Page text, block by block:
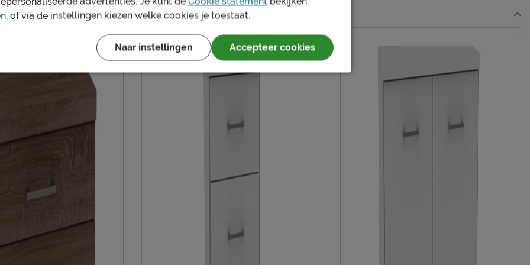
, of via de instellingen kiezen welke cookies je toestaat.
Naar instellingen Accepteer cookies